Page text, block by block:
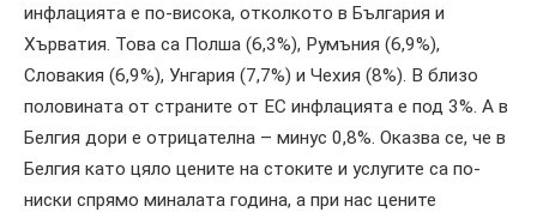
инфлацията е по-висока, отколкото в България и
Хърватия. Това са Полша (6,3%), Румъния (6,9%),
Словакия (6,9%), Унгария (7,7%) и Чехия (8%). В близо
половината от страните от ЕС инфлацията е под 3%. А в
Белгия дори е отрицателна – минус 0,8%. Оказва се, че в
Белгия като цяло цените на стоките и услугите са по-
ниски спрямо миналата година, а при нас цените